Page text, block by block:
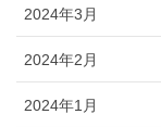
2024年3月
2024年2月
2024年1月